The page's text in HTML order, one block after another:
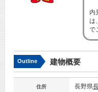
内
は
で
Outline 建物概要
住所 長野県